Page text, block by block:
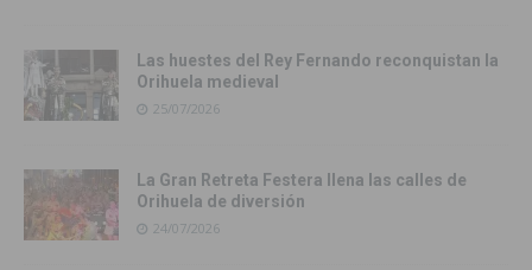
Las huestes del Rey Fernando reconquistan la
Orihuela medieval
25/07/2026
La Gran Retreta Festera llena las calles de
Orihuela de diversión
24/07/2026